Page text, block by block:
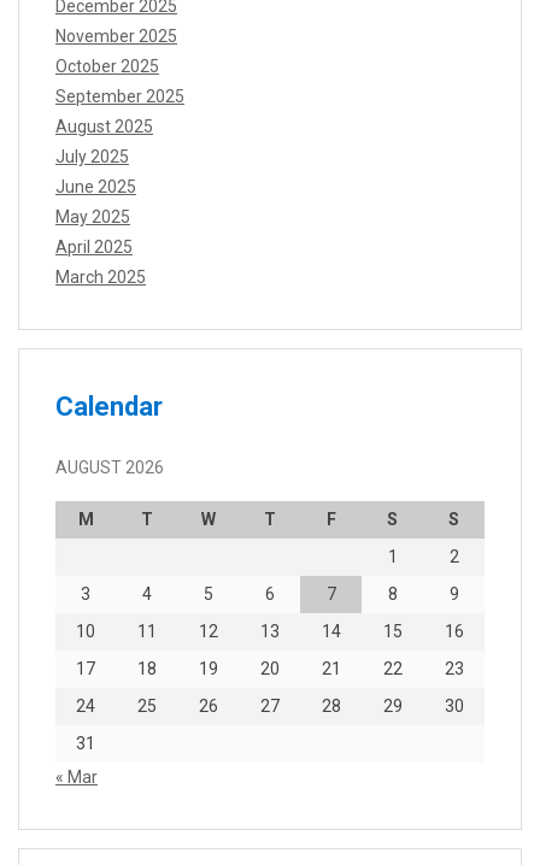
December 2025
November 2025
October 2025
September 2025
August 2025
July 2025
June 2025
May 2025
April 2025
March 2025
Calendar
AUGUST 2026
M T W T F S
S
1
2
3
4 5 6 7 8
9
10
11 12 13 14 15
16
17
18 19 20 21 22
23
24
25 26 27 28 29
30
31
« Mar